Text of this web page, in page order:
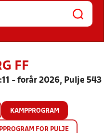
FF
- forår 2026, Pulje 543
KAMPPROGRAM
FOR PULJE